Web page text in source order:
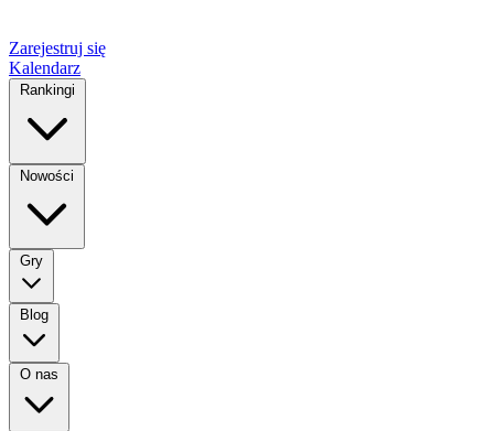
Zarejestruj się
Kalendarz
Rankingi
Nowości
Gry
Blog
O nas